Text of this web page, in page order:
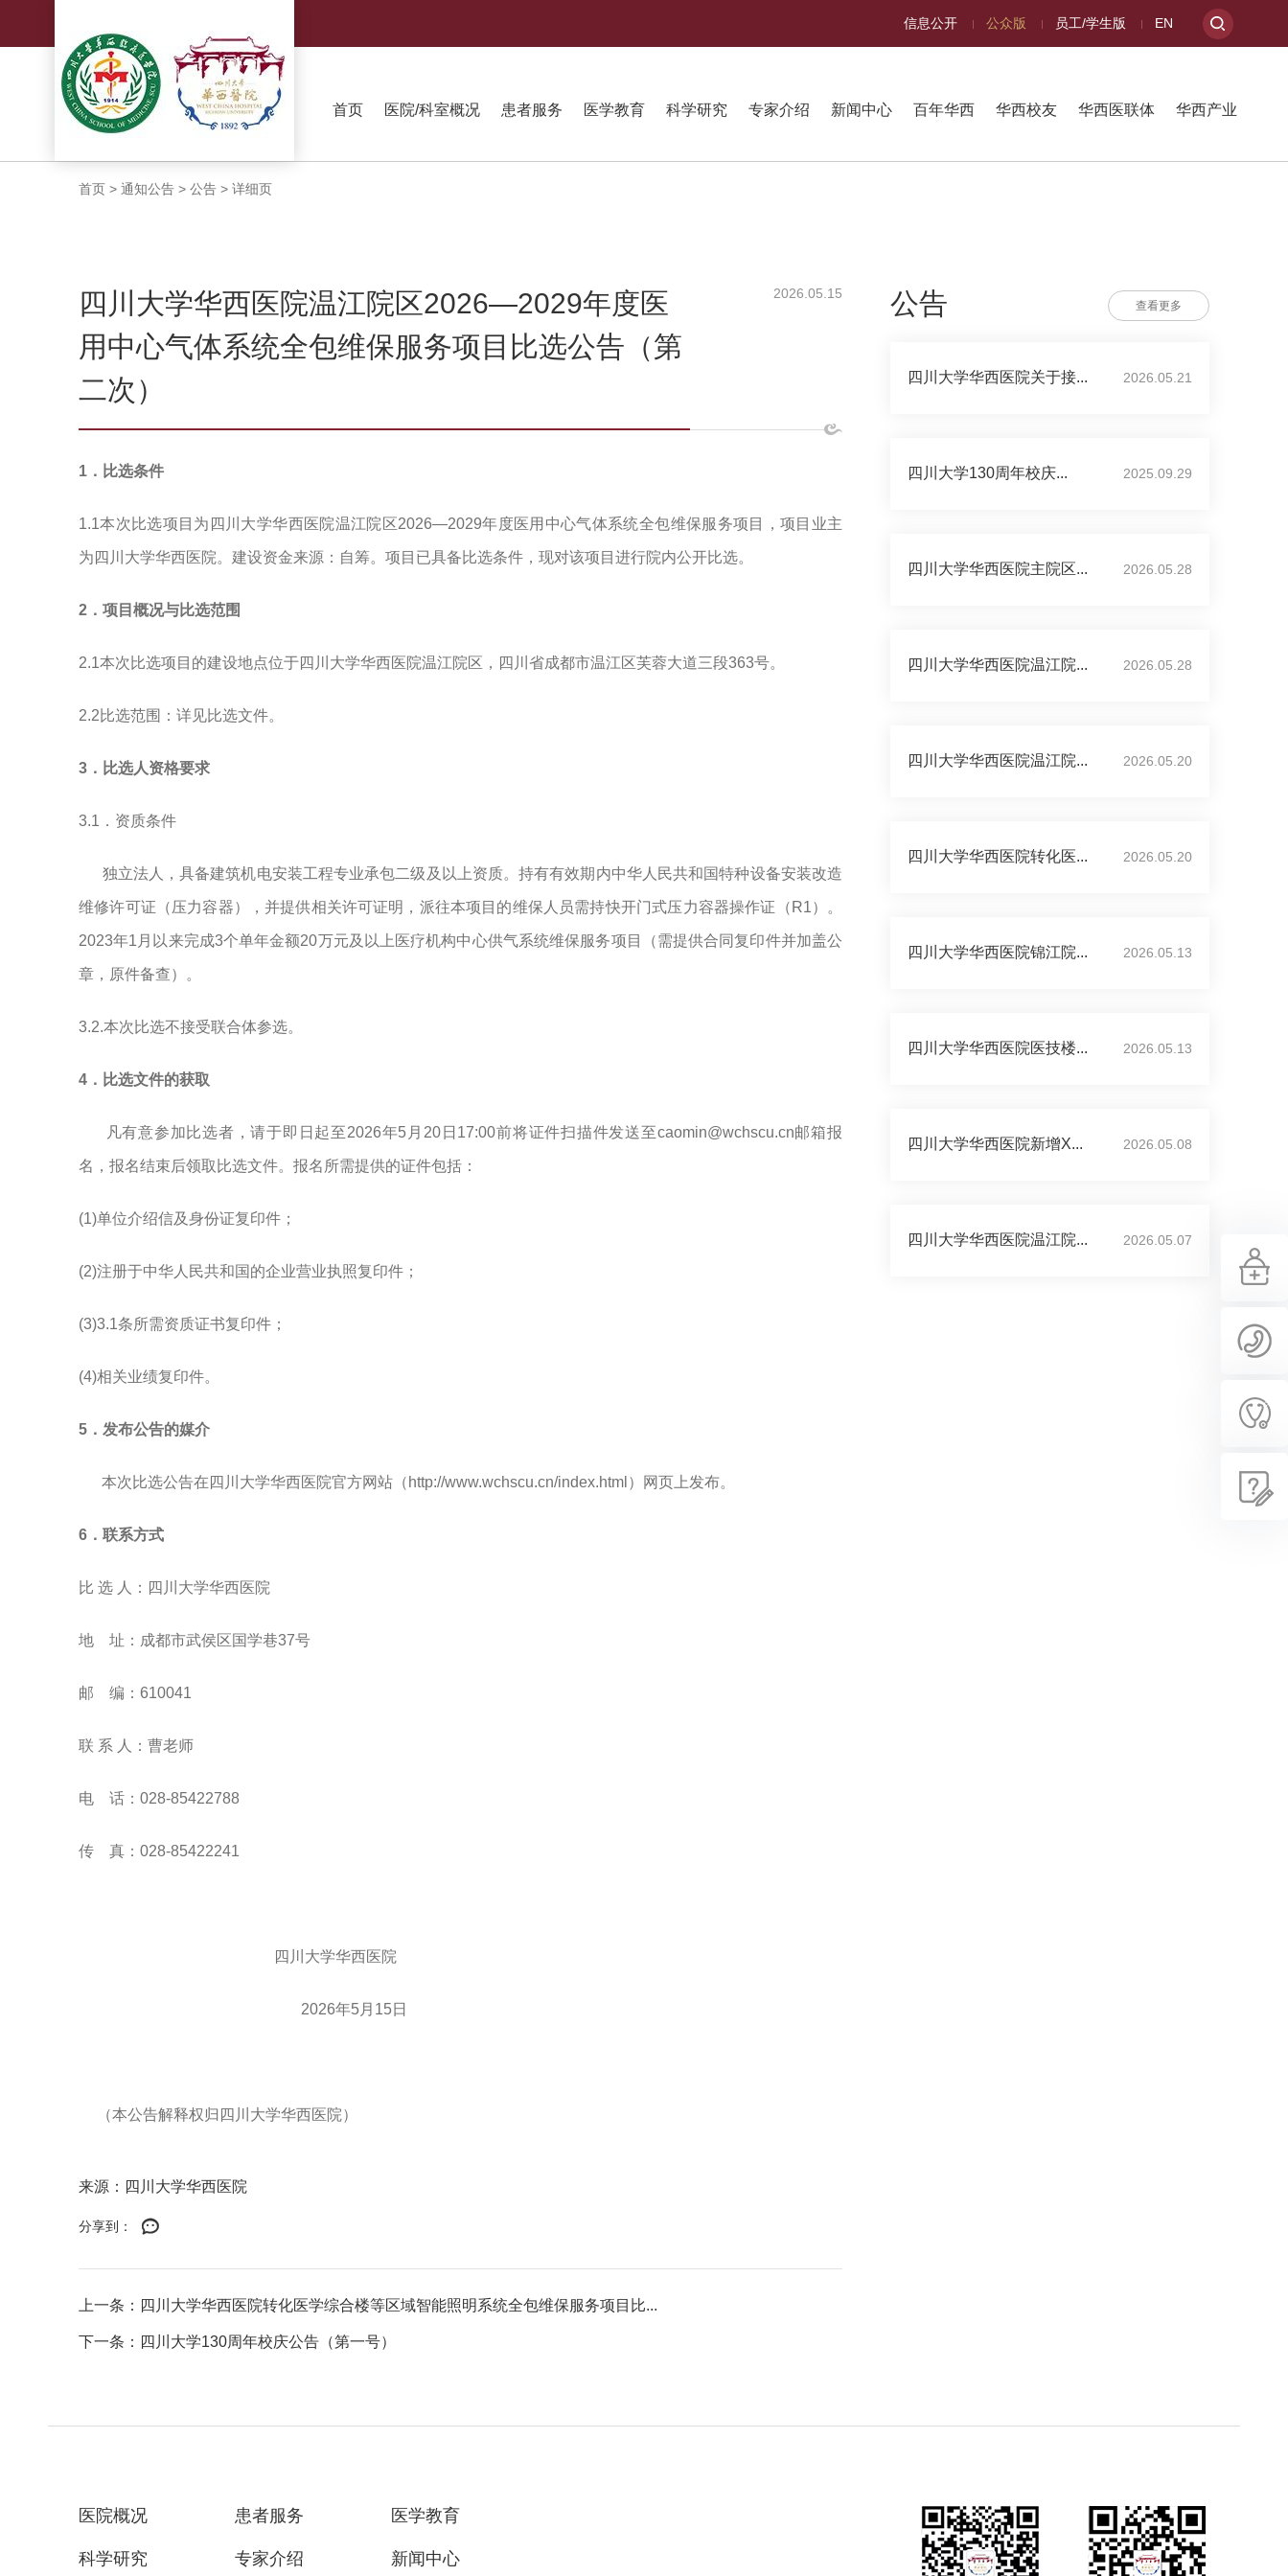
信息公开 公众版 员工/学生版 EN
首页 医院/科室概况 患者服务 医学教育 科学研究 专家介绍 新闻中心 百年华西 华西校友 华西医联体 华西产业
首页 > 通知公告 > 公告 > 详细页
四川大学华西医院温江院区2026—2029年度医
用中心气体系统全包维保服务项目比选公告（第
二次）
2026.05.15
1．比选条件
1.1本次比选项目为四川大学华西医院温江院区2026—2029年度医用中心气体系统全包维保服务项目，项目业主
为四川大学华西医院。建设资金来源：自筹。项目已具备比选条件，现对该项目进行院内公开比选。
2．项目概况与比选范围
2.1本次比选项目的建设地点位于四川大学华西医院温江院区， 四川省成都市温江区芙蓉大道三段363号。
2.2比选范围：详见比选文件。
3．比选人资格要求
3.1．资质条件
独立法人，具备建筑机电安装工程专业承包二级及以上资质。持有有效期内中华人民共和国特种设备安装改造
维修许可证（压力容器），并提供相关许可证明，派往本项目的维保人员需持快开门式压力容器操作证（ R1）。
2023年1月以来完成3个单年金额20万元及以上医疗机构中心供气系统维保服务项目（需提供合同复印件并加盖公
章，原件备查） 。
3.2.本次比选不接受联合体参选。
4．比选文件的获取
凡有意参加比选者，请于即日起至2026年5月20日17:00前将证件扫描件发送至caomin@wchscu.cn邮箱报
名，报名结束后领取比选文件。报名所需提供的证件包括：
(1)单位介绍信及身份证复印件；
(2)注册于中华人民共和国的企业营业执照复印件；
(3)3.1条所需资质证书复印件；
(4)相关业绩复印件。
5．发布公告的媒介
本次比选公告在四川大学华西医院官方网站（http://www.wchscu.cn/index.html）网页上发布。
6．联系方式
比 选 人：四川大学华西医院
地 址：成都市武侯区国学巷37号
邮 编：610041
联 系 人： 曹老师
电 话： 028-85422788
传 真：028-85422241
四川大学华西医院
2026年5月15日
（本公告解释权归四川大学华西医院）
来源：四川大学华西医院
分享到：
上一条：四川大学华西医院转化医学综合楼等区域智能照明系统全包维保服务项目比...
下一条：四川大学130周年校庆公告（第一号）
公告 查看更多
四川大学华西医院关于接... 2026.05.21
四川大学130周年校庆... 2025.09.29
四川大学华西医院主院区... 2026.05.28
四川大学华西医院温江院... 2026.05.28
四川大学华西医院温江院... 2026.05.20
四川大学华西医院转化医... 2026.05.20
四川大学华西医院锦江院... 2026.05.13
四川大学华西医院医技楼... 2026.05.13
四川大学华西医院新增X... 2026.05.08
四川大学华西医院温江院... 2026.05.07
医院概况 患者服务 医学教育
科学研究 专家介绍 新闻中心